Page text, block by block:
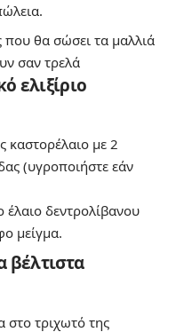
που θα σώσει τα μαλλιά
σαν τρελά
ελιξίριο
καστορέλαιο με 2
(υγροποιήστε εάν
έλαιο δεντρολίβανου
μείγμα.
βέλτιστα
στο τριχωτό της